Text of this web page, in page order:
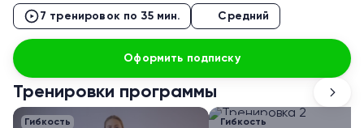
7 тренировок по 35 мин. Средний
Оформить подписку
Тренировки программы
Гибкость Гибкость